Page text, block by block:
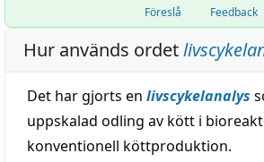
Föreslå Feedback
Hur används ordet
Det har gjorts en livscykelanalys
uppskalad odling av kött i
konventionell köttproduktion.